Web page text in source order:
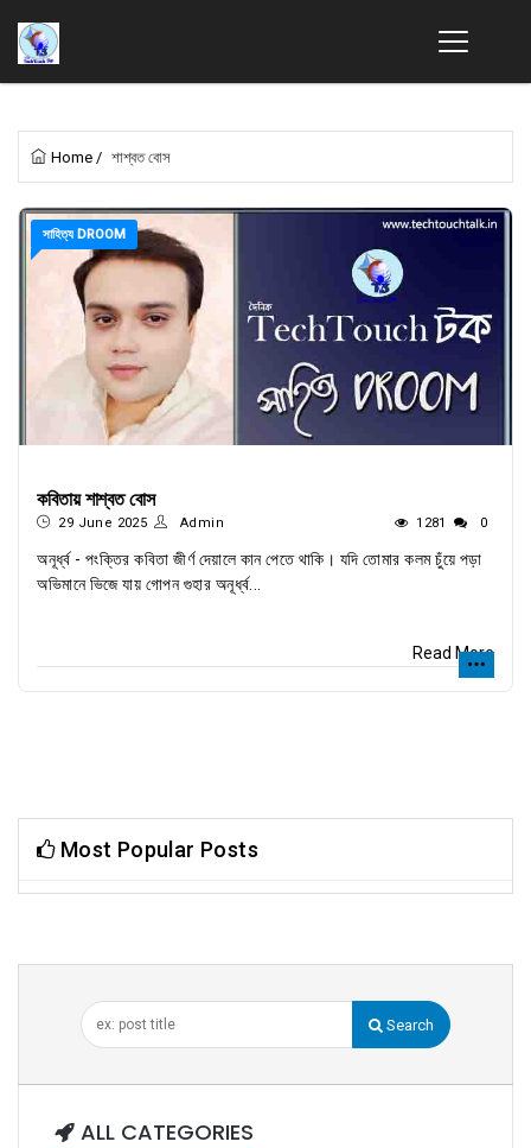
Home / শাশ্বত বোস
সাহিত্য DROOM
কবিতায় শাশ্বত বোস
29 June 2025 Admin 1281 0
অনূর্ধ্ব - পংক্তির কবিতা জীর্ণ দেয়ালে কান পেতে থাকি। যদি তোমার কলম চুঁয়ে পড়া
অভিমানে ভিজে যায় গোপন গুহার অনূর্ধ্ব...
Read More
Most Popular Posts
Search
ALL CATEGORIES